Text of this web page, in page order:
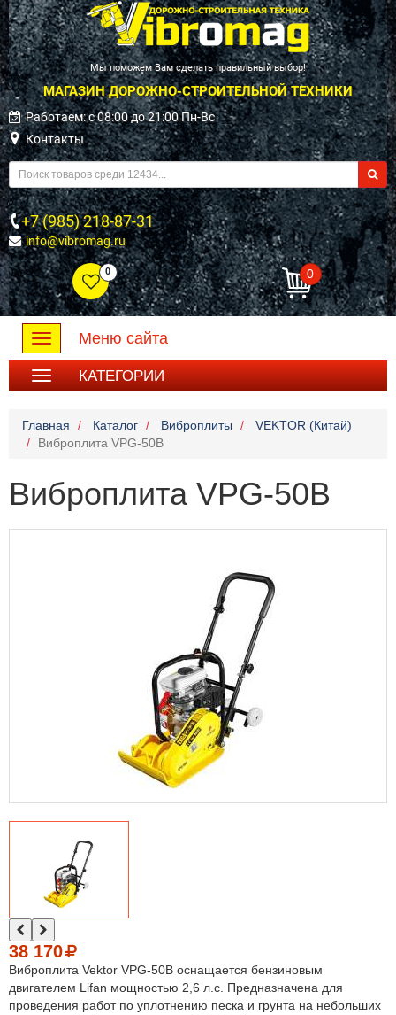
Мы поможем Вам сделать правильный выбор!
МАГАЗИН ДОРОЖНО-СТРОИТЕЛЬНОЙ ТЕХНИКИ
Работаем: c 08:00 до 21:00 Пн-Вс
Контакты
+7 (985) 218-87-31
info@vibromag.ru
0 0
Toggle
navigation
Меню сайта
КАТЕГОРИИ
Главная Каталог Виброплиты
VEKTOR (Китай)
Bиброплита VPG-50B
Bиброплита VPG-50B
38 170
Виброплита Vektor VPG-50В оснащается бензиновым
двигателем Lifan мощностью 2,6 л.с. Предназначена для
проведения работ по уплотнению песка и грунта на небольших